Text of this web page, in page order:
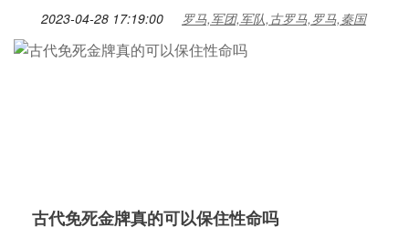
2023-04-28 17:19:00 罗马,军团,军队,古罗马,罗马,秦国
古代免死金牌真的可以保住性命吗